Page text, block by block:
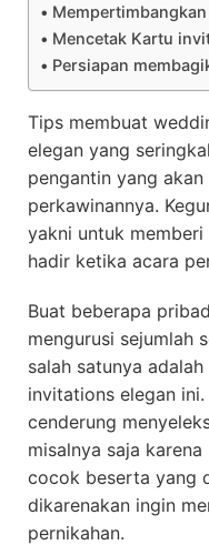
Mencetak Kartu
Persiapan
Tips membuat
elegan yang
pengantin yang
perkawinannya.
yakni untuk
hadir ketika acara
Buat beberapa
mengurusi sejumlah
salah satunya
invitations elegan
cenderung
misalnya saja
cocok beserta yang
dikarenakan ingin
pernikahan.